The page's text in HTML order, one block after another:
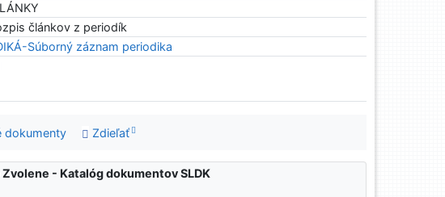
článkov z periodík
Súborný záznam periodika
dokumenty Zdieľať
- Katalóg dokumentov SLDK